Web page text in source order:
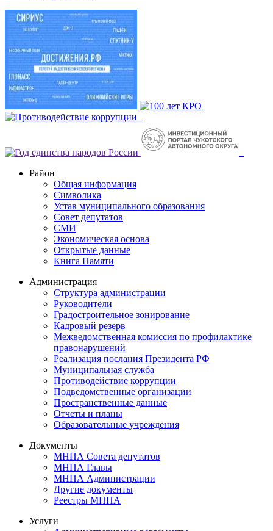
Район
Общая информация
Символика
Устав муниципального образования
Совет депутатов
СМИ
Экономическая основа
Открытые данные
Книга Памяти
Администрация
Структура администрации
Руководители
Градостроительное зонирование
Кадровый резерв
Межведомственная комиссия по профилактике
правонарушений
Реализация послания Президента РФ
Муниципальная служба
Противодействие коррупции
Подведомственные организации
Пространственные данные
Отчеты и планы
Образовательные учреждения
Документы
МНПА Совета депутатов
МНПА Главы
МНПА Администрации
Другие документы
Реестры МНПА
Услуги